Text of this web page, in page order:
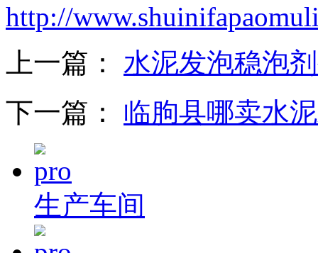
http://
上一篇： 水泥发泡稳泡
下一篇： 临朐县哪卖水
生产车间